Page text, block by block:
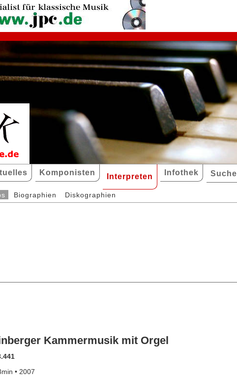
Komponisten Interpreten Infothek Suche
Biographien Diskographien
Kammermusik mit Orgel
• 2007